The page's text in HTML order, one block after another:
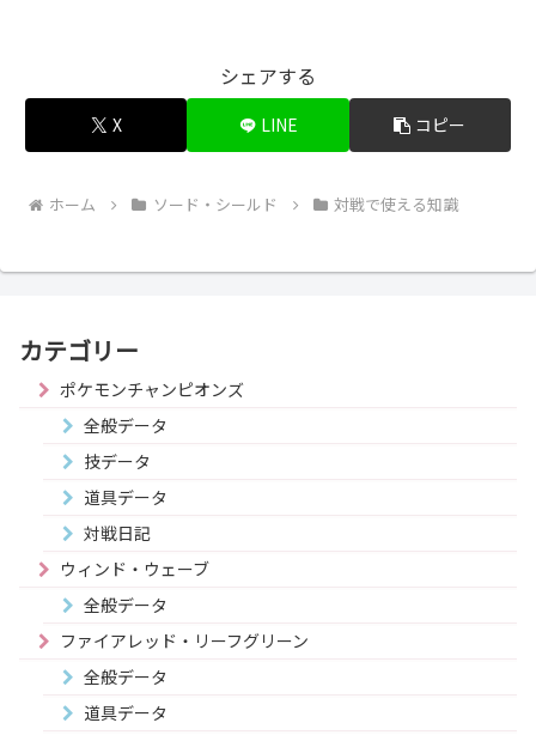
シェアする
X LINE コピー
ホーム ソード・シールド 対戦で使える知識
カテゴリー
ポケモンチャンピオンズ
全般データ
技データ
道具データ
対戦日記
ウィンド・ウェーブ
全般データ
ファイアレッド・リーフグリーン
全般データ
道具データ